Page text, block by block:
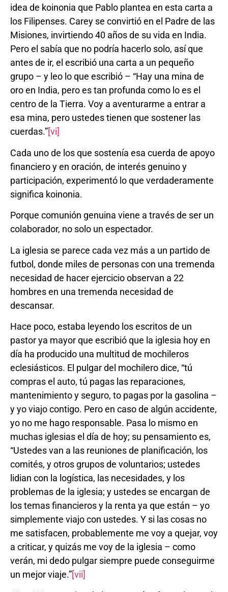
idea de koinonia que Pablo plantea en esta carta a
los Filipenses. Carey se convirtió en el Padre de las
Misiones, invirtiendo 40 años de su vida en India.
Pero el sabía que no podría hacerlo solo, así que
antes de ir, el escribió una carta a un pequeño
grupo – y leo lo que escribió – “Hay una mina de
oro en India, pero es tan profunda como lo es el
centro de la Tierra. Voy a aventurarme a entrar a
esa mina, pero ustedes tienen que sostener las
cuerdas.”[vi]
Cada uno de los que sostenía esa cuerda de apoyo
financiero y en oración, de interés genuino y
participación, experimentó lo que verdaderamente
significa koinonia.
Porque comunión genuina viene a través de ser un
colaborador, no solo un espectador.
La iglesia se parece cada vez más a un partido de
futbol, donde miles de personas con una tremenda
necesidad de hacer ejercicio observan a 22
hombres en una tremenda necesidad de
descansar.
Hace poco, estaba leyendo los escritos de un
pastor ya mayor que escribió que la iglesia hoy en
día ha producido una multitud de mochileros
eclesiásticos. El pulgar del mochilero dice, “tú
compras el auto, tú pagas las reparaciones,
mantenimiento y seguro, to pagas por la gasolina –
y yo viajo contigo. Pero en caso de algún accidente,
yo no me hago responsable. Pasa lo mismo en
muchas iglesias el día de hoy; su pensamiento es,
“Ustedes van a las reuniones de planificación, los
comités, y otros grupos de voluntarios; ustedes
lidian con la logística, las necesidades, y los
problemas de la iglesia; y ustedes se encargan de
los temas financieros y la renta ya que están – yo
simplemente viajo con ustedes. Y si las cosas no
me satisfacen, probablemente me voy a quejar, voy
a criticar, y quizás me voy de la iglesia – como
verán, mi dedo pulgar siempre puede conseguirme
un mejor viaje.”[vii]